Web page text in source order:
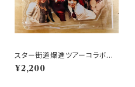
スター街道爆進ツアーコラボア
クスター
¥2,200